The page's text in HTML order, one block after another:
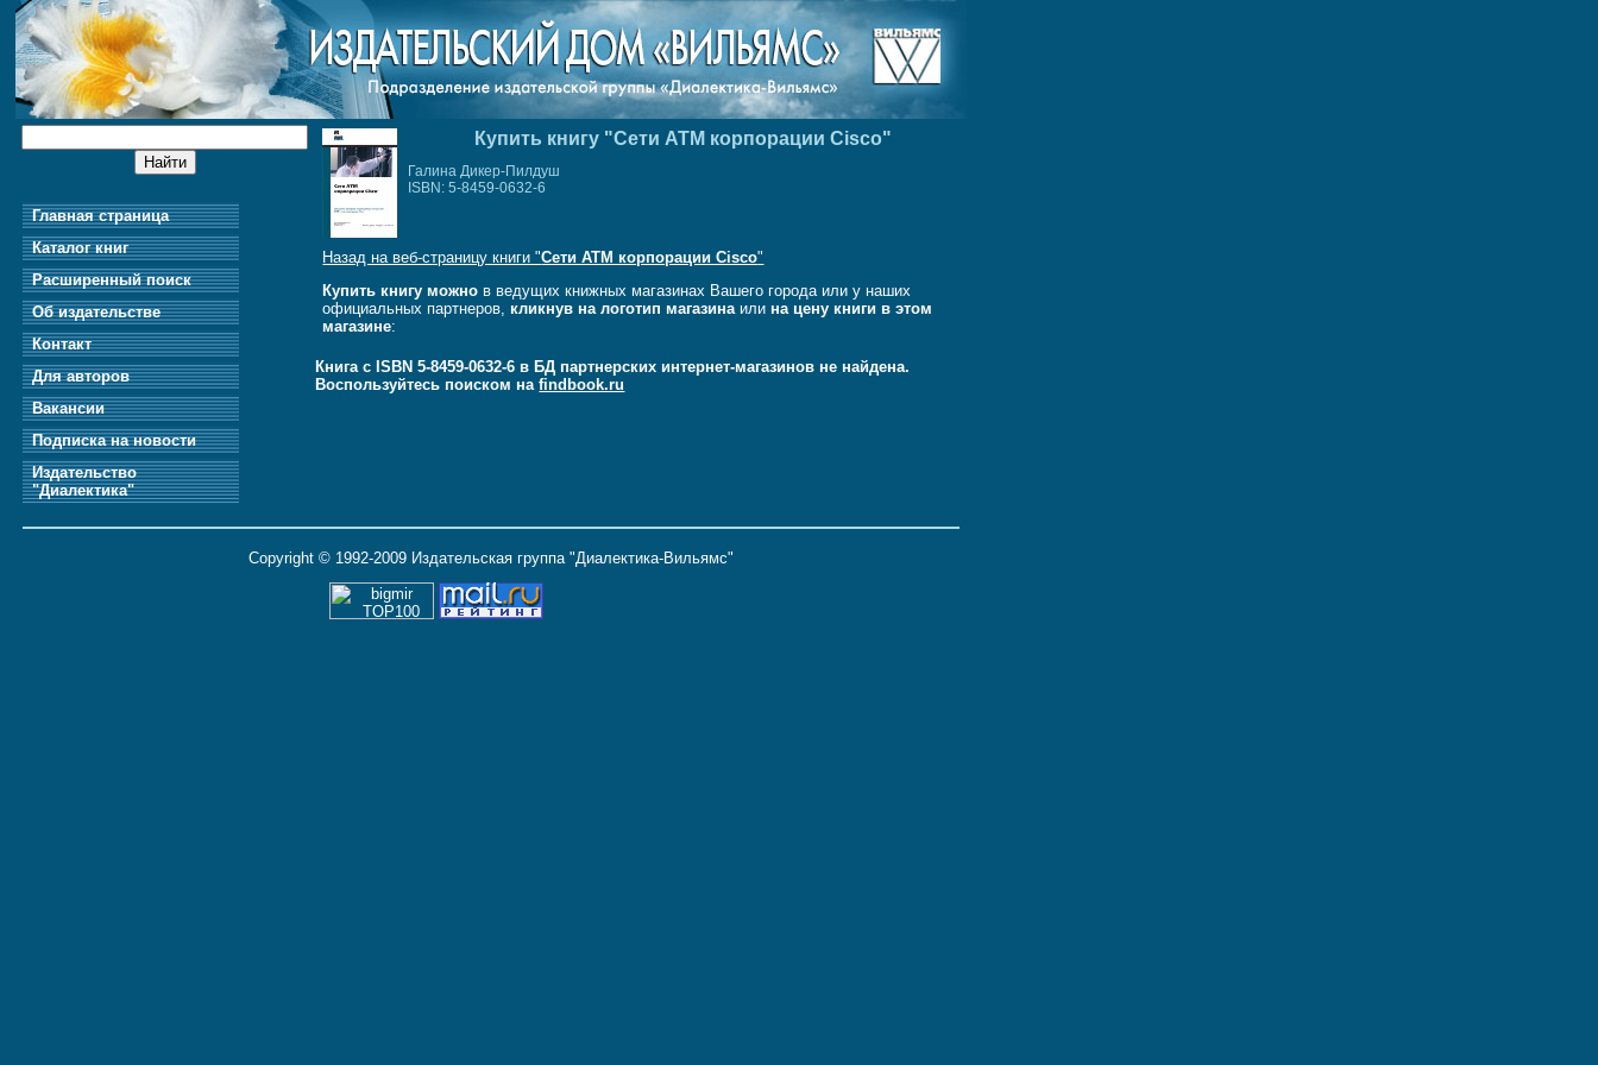
Главная страница
Каталог книг
Расширенный поиск
Об издательстве
Контакт
Для авторов
Вакансии
Подписка на новости
Издательство
"Диалектика"
Купить книгу "Сети ATM корпорации Cisco"
Галина Дикер-Пилдуш
ISBN: 5-8459-0632-6
Назад на веб-страницу книги "Сети ATM корпорации Cisco"
Купить книгу можно в ведущих книжных магазинах Вашего города или у наших
официальных партнеров, кликнув на логотип магазинаили на цену книги в этом
магазине:
Книга с ISBN 5-8459-0632-6 в БД партнерских интернет-магазинов не найдена.
Воспользуйтесь поиском наfindbook.ru
Copyright © 1992-2009 Издательская группа "Диалектика-Вильямс"